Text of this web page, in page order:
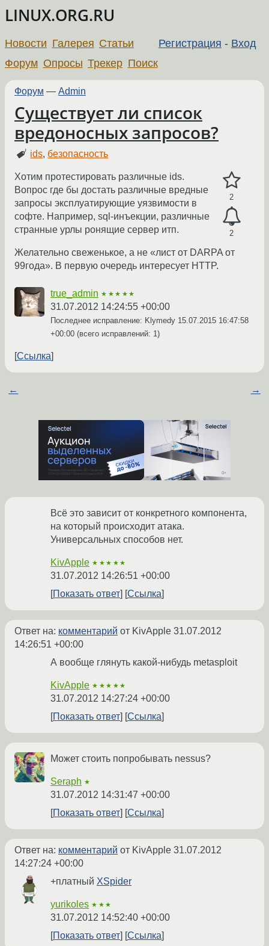
LINUX.ORG.RU
Регистрация - Вход
Новости Галерея Статьи
Форум Опросы Трекер Поиск
Форум — Admin
Существует ли список
вредоносных запросов?
ids, безопасность
2
2
Хотим протестировать различные ids.
Вопрос где бы достать различные вредные
запросы эксплуатирующие уязвимости в
софте. Например, sql-инъекции, различные
странные урлы ронящие сервер итп.
Желательно свеженькое, а не «лист от DARPA от
99года». В первую очередь интересует HTTP.
true_admin ★★★★★
31.07.2012 14:24:55 +00:00
Последнее исправление: Klymedy 15.07.2015 16:47:58
+00:00 (всего исправлений: 1)
Ссылка
← →
Всё это зависит от конкретного компонента,
на который происходит атака.
Универсальных способов нет.
KivApple ★★★★★
31.07.2012 14:26:51 +00:00
Показать ответ
Ссылка
Ответ на: комментарий от KivApple 31.07.2012
14:26:51 +00:00
А вообще глянуть какой-нибудь metasploit
KivApple ★★★★★
31.07.2012 14:27:24 +00:00
Показать ответ
Ссылка
Может стоить попробывать nessus?
Seraph ★
31.07.2012 14:31:47 +00:00
Показать ответ
Ссылка
Ответ на: комментарий от KivApple 31.07.2012
14:27:24 +00:00
+платный XSpider
yurikoles ★★★
31.07.2012 14:52:40 +00:00
Показать ответ
Ссылка